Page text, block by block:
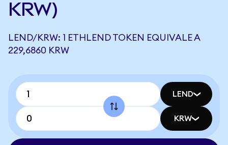
KRW)
LEND/KRW: 1 ETHLEND TOKEN EQUIVALE A
229,6860 KRW
LEND
KRW